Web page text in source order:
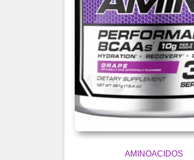
AMINOACIDOS